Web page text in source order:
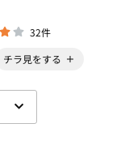
32件
チラ見をする